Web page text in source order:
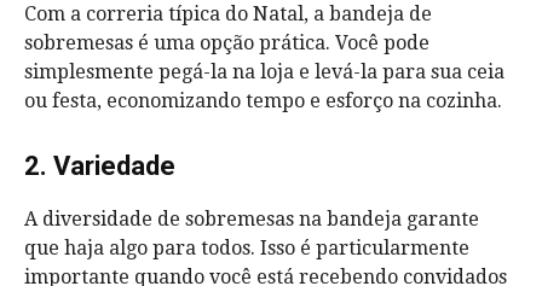
Com a correria típica do Natal, a bandeja de
sobremesas é uma opção prática. Você pode
simplesmente pegá-la na loja e levá-la para sua ceia
ou festa, economizando tempo e esforço na cozinha.
2. Variedade
A diversidade de sobremesas na bandeja garante
que haja algo para todos. Isso é particularmente
importante quando você está recebendo convidados